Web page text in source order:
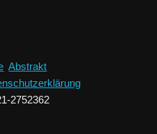
Abstrakt
2752362